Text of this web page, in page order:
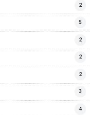
2
5
2
2
2
3
4